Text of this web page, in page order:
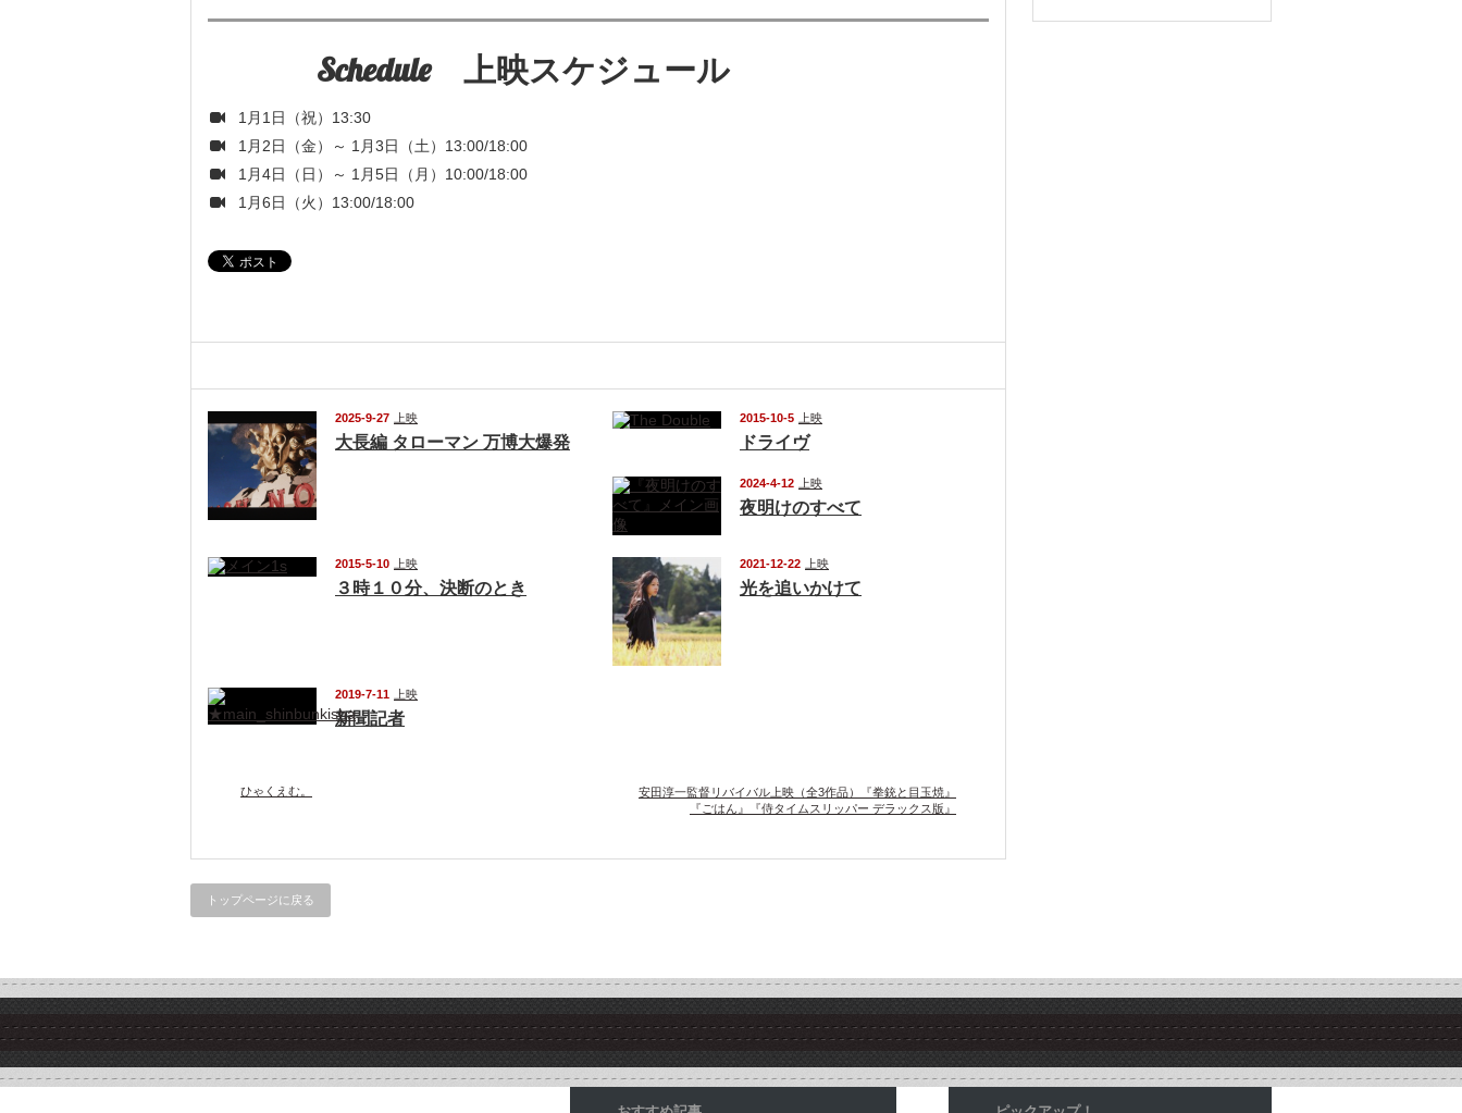
Schedule 上映スケジュール
1月1日（祝）13:30
1月2日（金）～ 1月3日（土）13:00/18:00
1月4日（日）～ 1月5日（月）10:00/18:00
1月6日（火）13:00/18:00
2025-9-27 上映
大長編 タローマン 万博大爆発
2015-10-5 上映
ドライヴ
2024-4-12 上映
夜明けのすべて
2015-5-10 上映
３時１０分、決断のとき
2021-12-22 上映
光を追いかけて
2019-7-11 上映
新聞記者
ひゃくえむ。
安田淳一監督リバイバル上映（全3作品）『拳銃と目玉焼』
『ごはん』『侍タイムスリッパー デラックス版』
トップページに戻る